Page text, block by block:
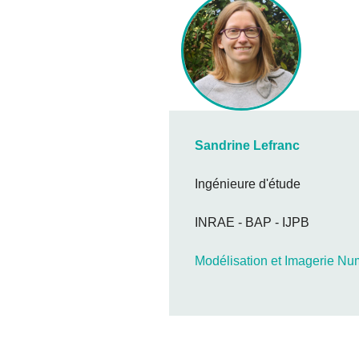
Sandrine Lefranc
Ingénieure d'étude
INRAE - BAP - IJPB
Modélisation et Imagerie